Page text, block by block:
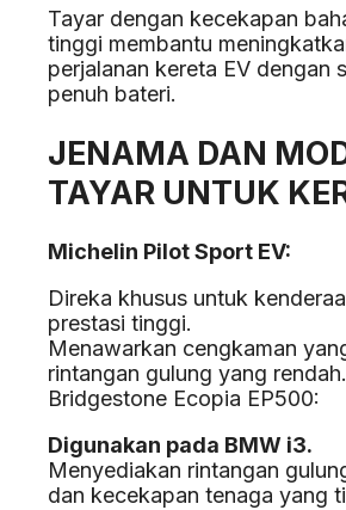
Tayar dengan kecekapan
tinggi membantu
perjalanan kereta EV dengan
penuh bateri.
JENAMA DAN
TAYAR UNTUK
Michelin Pilot Sport EV:
Direka khusus untuk
prestasi tinggi.
Menawarkan cengkaman
rintangan gulung yang rendah.
Bridgestone Ecopia EP500:
Digunakan pada BMW i3.
Menyediakan rintangan
dan kecekapan tenaga yang